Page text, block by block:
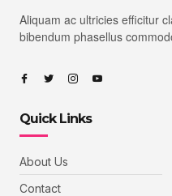
Aliquam ac ultricies efficitur
bibendum phasellus
Quick Links
About Us
Contact